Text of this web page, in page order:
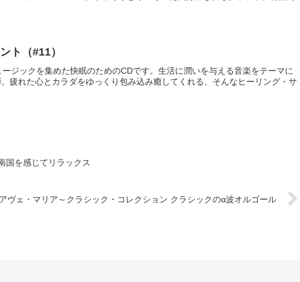
ト（#11）
ジックを集めた快眠のためのCDです。生活に潤いを与える音楽をテーマに
疲れた心とカラダをゆっくり包み込み癒してくれる、そんなヒーリング・サ
国を感じてリラックス
アヴェ・マリア～クラシック・コレクション クラシックのα波オルゴール